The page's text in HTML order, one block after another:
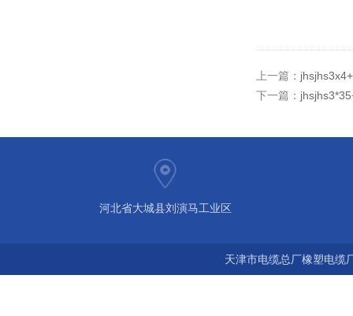
上一篇：
下一篇：
河北省大城县刘演马工业区
天津市电缆总厂橡塑电